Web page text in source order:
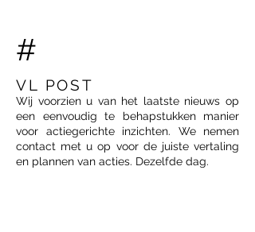
#
VL POST
Wij voorzien u van het laatste nieuws op
een eenvoudig te behapstukken manier
voor actiegerichte inzichten. We nemen
contact met u op voor de juiste vertaling
en plannen van acties. Dezelfde dag.